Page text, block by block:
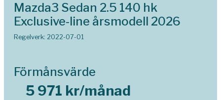
Mazda3 Sedan 2.5 140 hk
Exclusive-line årsmodell 2026
Regelverk: 2022-07-01
Förmånsvärde
5 971 kr/månad